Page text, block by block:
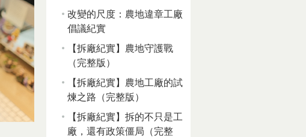
改變的尺度：農地違章工廠
倡議紀實
【拆廠紀實】農地守護戰
（完整版）
【拆廠紀實】農地工廠的試
煉之路（完整版）
【拆廠紀實】拆的不只是工
廠，還有政策僵局（完整